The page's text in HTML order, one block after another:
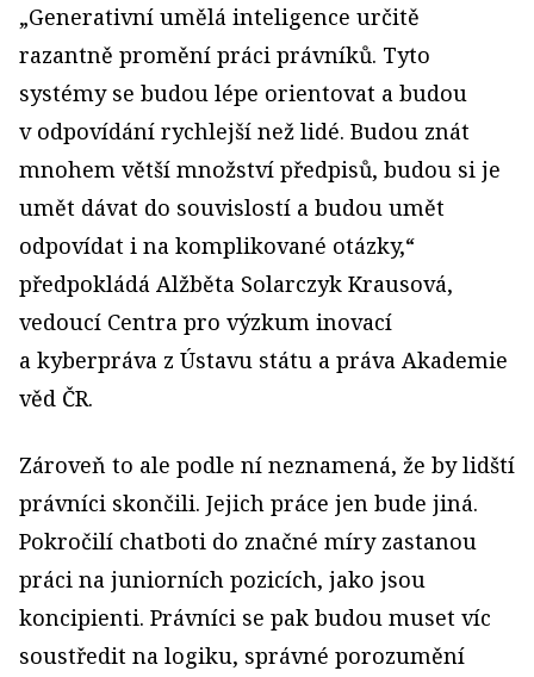
„Generativní umělá inteligence určitě
razantně promění práci právníků. Tyto
systémy se budou lépe orientovat a budou
v odpovídání rychlejší než lidé. Budou znát
mnohem větší množství předpisů, budou si je
umět dávat do souvislostí a budou umět
odpovídat i na komplikované otázky,“
předpokládá Alžběta Solarczyk Krausová,
vedoucí Centra pro výzkum inovací
a kyberpráva z Ústavu státu a práva Akademie
věd ČR.
Zároveň to ale podle ní neznamená, že by lidští
právníci skončili. Jejich práce jen bude jiná.
Pokročilí chatboti do značné míry zastanou
práci na juniorních pozicích, jako jsou
koncipienti. Právníci se pak budou muset víc
soustředit na logiku, správné porozumění